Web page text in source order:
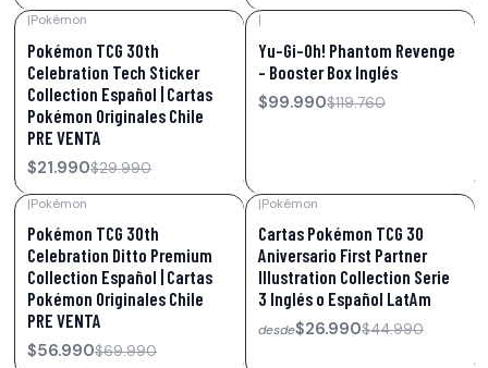
|Pokémon
Pokémon TCG 30th
Celebration Tech Sticker
Collection Español | Cartas
Pokémon Originales Chile
PRE VENTA
$21.990$29.990
|
Yu-Gi-Oh! Phantom Revenge
– Booster Box Inglés
$99.990$119.760
|Pokémon
Pokémon TCG 30th
Celebration Ditto Premium
Collection Español | Cartas
Pokémon Originales Chile
PRE VENTA
$56.990$69.990
|Pokémon
Cartas Pokémon TCG 30
Aniversario First Partner
Illustration Collection Serie
3 Inglés o Español LatAm
desde$26.990$44.990